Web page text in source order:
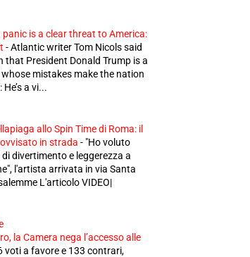
panic is a clear threat to America:
-Atlantic writer Tom Nicols said
that President Donald Trump is a
mistakes make the nation
a vi...
allo Spin Time di Roma: il
in strada - "Ho voluto
di divertimento e leggerezza a
l'artista arrivata in via Santa
L'articolo VIDEO|
la Camera nega l’accesso alle
voti a favore e 133 contrari,